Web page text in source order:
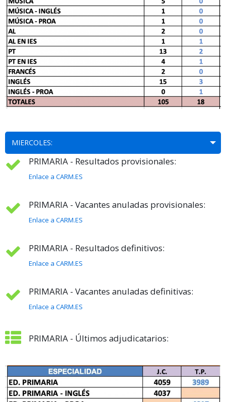
MIERCOLES:
PRIMARIA - Resultados provisionales:
Enlace a CARM.ES
PRIMARIA - Vacantes anuladas provisionales:
Enlace a CARM.ES
PRIMARIA - Resultados definitivos:
Enlace a CARM.ES
PRIMARIA - Vacantes anuladas definitivas:
Enlace a CARM.ES
PRIMARIA - Últimos adjudicatarios: